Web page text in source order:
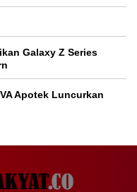
Galaxy Z Series
Apotek Luncurkan